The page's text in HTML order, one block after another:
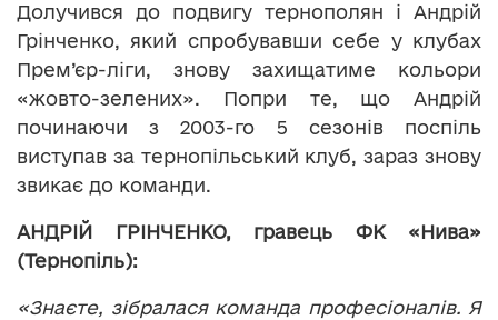
Долучився до подвигу тернополян і Андрій
Грінченко, який спробувавши себе у клубах
Прем’єр-ліги, знову захищатиме кольори
«жовто-зелених». Попри те, що Андрій
починаючи з 2003-го 5 сезонів поспіль
виступав за тернопільський клуб, зараз знову
звикає до команди.
АНДРІЙ ГРІНЧЕНКО, гравець ФК «Нива»
(Тернопіль):
«Знаєте, зібралася команда професіоналів. Я